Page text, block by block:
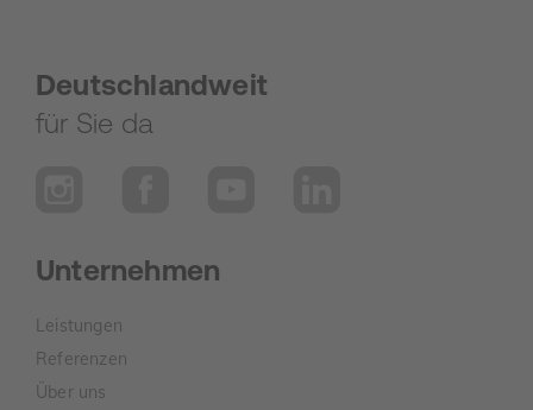
Deutschlandweit
für Sie da
Unternehmen
Leistungen
Referenzen
Über uns